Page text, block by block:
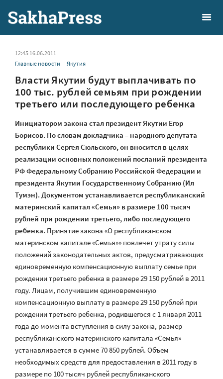
12:45 16.06.2011
Главные новости
Якутия
Власти Якутии будут выплачивать по
100 тыс. рублей семьям при рождении
третьего или последующего ребенка
Инициатором закона стал президент Якутии Егор
Борисов. По словам докладчика – народного депутата
республики Сергея Сюльского, он вносится в целях
реализации основных положений посланий президента
РФ Федеральному Собранию Российской Федерации и
президента Якутии Государственному Собранию (Ил
Тумэн). Документом устанавливается республиканский
материнский капитал «Семья» в размере 100 тысяч
рублей при рождении третьего, либо последующего
ребенка. Принятие закона «О республиканском
материнском капитале «Семья»» повлечет утрату силы
положений законодательных актов, предусматривающих
единовременную компенсационную выплату семье при
рождении третьего ребенка в размере 29 150 рублей в 2011
году. Лицам, получившим единовременную
компенсационную выплату в размере 29 150 рублей при
рождении третьего ребенка, родившегося с 1 января 2011
года до момента вступления в силу закона, размер
республиканского материнского капитала «Семья»
устанавливается в сумме 70 850 рублей. Объем
необходимых средств для предоставления в 2011 году в
размере по 100 тысяч рублей республиканского